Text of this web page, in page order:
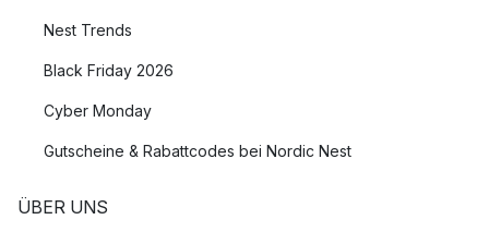
Nest Trends
Black Friday 2026
Cyber Monday
Gutscheine & Rabattcodes bei Nordic Nest
ÜBER UNS